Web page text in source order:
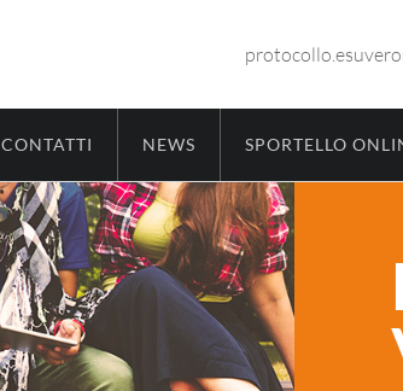
CONTATTI NEWS SPORTELLO